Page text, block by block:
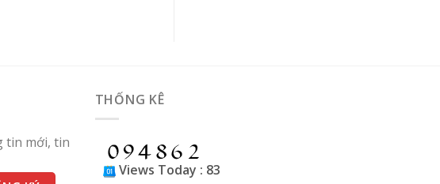
tin mới, tin
THỐNG KÊ
Views Today : 83